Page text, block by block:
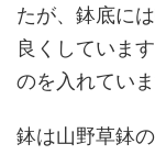
たが、鉢底に
良くしていま
のを入れていま
鉢は山野草鉢